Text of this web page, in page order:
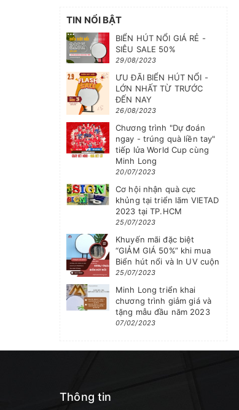
TIN NỔI BẬT
BIỂN HÚT NỔI GIÁ RẺ -
SIÊU SALE 50%
29/08/2023
ƯU ĐÃI BIỂN HÚT NỔI -
LỚN NHẤT TỪ TRƯỚC
ĐẾN NAY
26/08/2023
Chương trình "Dự đoán
ngay - trúng quà liền tay"
tiếp lửa World Cup cùng
Minh Long
20/07/2023
Cơ hội nhận quà cực
khủng tại triển lãm VIETAD
2023 tại TP.HCM
25/07/2023
Khuyến mãi đặc biệt
“GIẢM GIÁ 50%” khi mua
Biển hút nổi và In UV cuộn
25/07/2023
Minh Long triển khai
chương trình giảm giá và
tặng mẫu đầu năm 2023
07/02/2023
Thông tin